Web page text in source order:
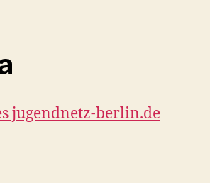
jugendnetz-berlin.de